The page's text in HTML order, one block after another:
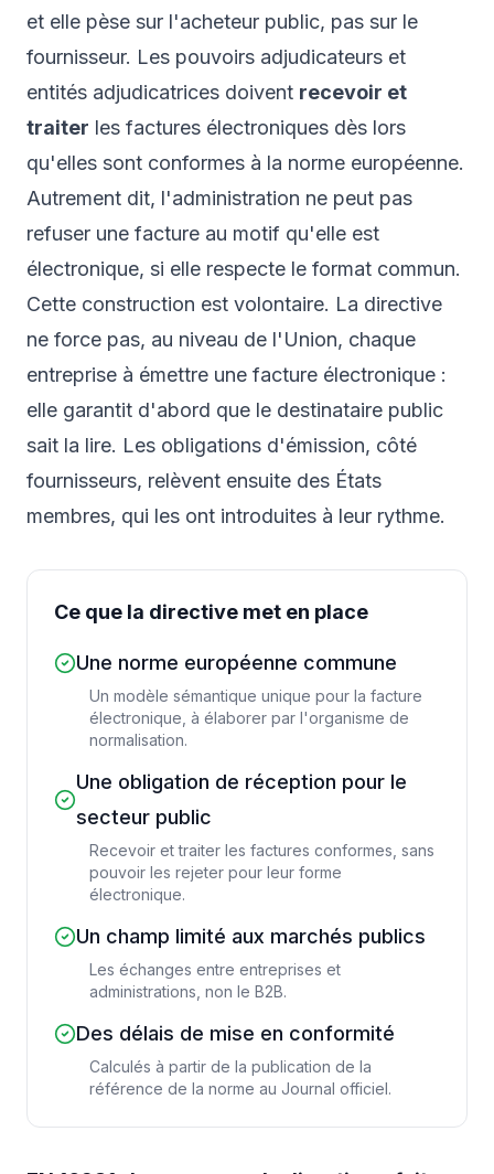
et elle pèse sur l'acheteur public, pas sur le
fournisseur. Les pouvoirs adjudicateurs et
entités adjudicatrices doivent recevoir et
traiter les factures électroniques dès lors
qu'elles sont conformes à la norme européenne.
Autrement dit, l'administration ne peut pas
refuser une facture au motif qu'elle est
électronique, si elle respecte le format commun.
Cette construction est volontaire. La directive
ne force pas, au niveau de l'Union, chaque
entreprise à émettre une facture électronique :
elle garantit d'abord que le destinataire public
sait la lire. Les obligations d'émission, côté
fournisseurs, relèvent ensuite des États
membres, qui les ont introduites à leur rythme.
Ce que la directive met en place
Une norme européenne commune
Un modèle sémantique unique pour la facture
électronique, à élaborer par l'organisme de
normalisation.
Une obligation de réception pour le
secteur public
Recevoir et traiter les factures conformes, sans
pouvoir les rejeter pour leur forme
électronique.
Un champ limité aux marchés publics
Les échanges entre entreprises et
administrations, non le B2B.
Des délais de mise en conformité
Calculés à partir de la publication de la
référence de la norme au Journal officiel.